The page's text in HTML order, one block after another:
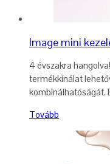
Image mini
4 évszakra
termékkínálat
kombinálhatóságát.
Tovább